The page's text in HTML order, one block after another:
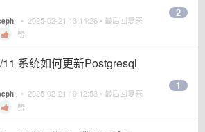
• 2025-02-21 13:14:26 • 最后回复来
赞
2
系统如何更新Postgresql
• 2025-02-21 10:12:53 • 最后回复来
赞
1